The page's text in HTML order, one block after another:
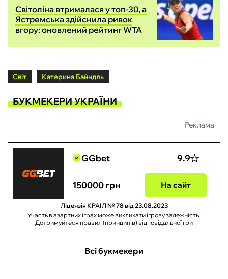
Світоліна втрималася у топ-30, а
Ястремська здійснила ривок
вгору: оновлений рейтинг WTA
Світ Катерина Байндль
БУКМЕКЕРИ УКРАЇНИ
Реклама
GGbet 9.9
150000 грн На сайт
Ліцензія КРАІЛ № 78 від 23.08.2023
Участь в азартних іграх може викликати ігрову залежність.
Дотримуйтеся правил (принципів) відповідальної гри
Всі букмекери